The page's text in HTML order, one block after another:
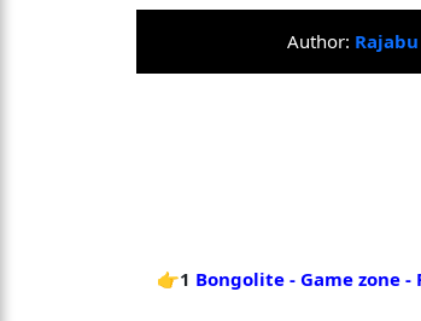
Author: Rajabu
👉1 Bongolite - Game zone -